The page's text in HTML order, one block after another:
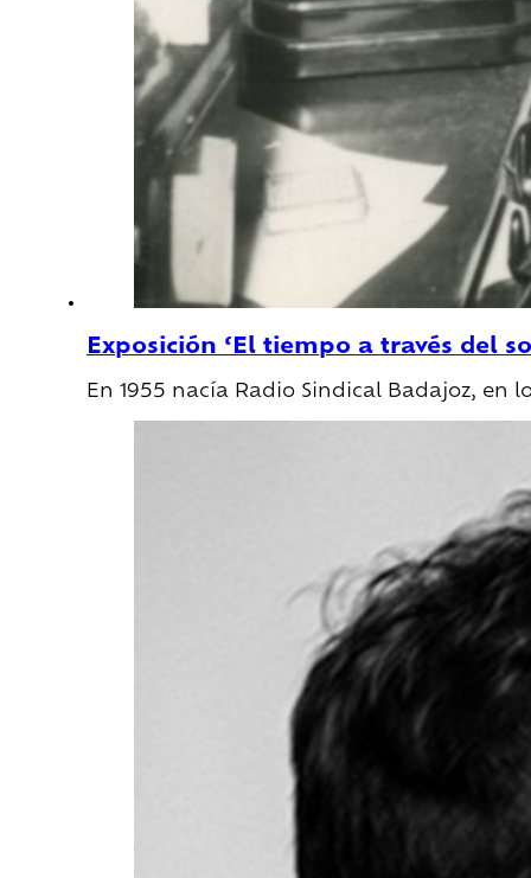
Exposición ‘El tiempo a través del
En 1955 nacía Radio Sindical Badajoz, en